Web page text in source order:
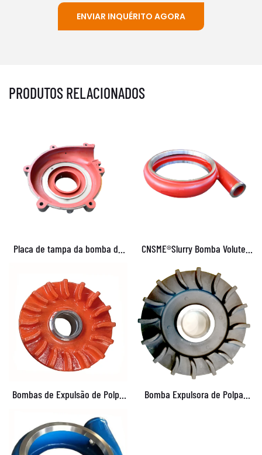
ENVIAR INQUÉRITO AGORA
PRODUTOS RELACIONADOS
Placa de tampa da bomba de
CNSME®Slurry Bomba Volute
Bombas de Expulsão de Polpa
Bomba Expulsora de Polpa